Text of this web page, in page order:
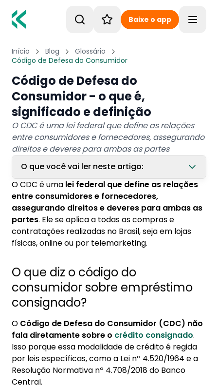
Baixe o app
Início Blog
Glossário
Código de Defesa do Consumidor
Código de Defesa do
Consumidor - o que é,
significado e definição
O CDC é uma lei federal que define as relações
entre consumidores e fornecedores, assegurando
direitos e deveres para ambas as partes
O que você vai ler neste artigo:
1. O que diz o código do consumidor sobre
empréstimo consignado?
2. Como fazer uma reclamação no Procon?
O CDC é uma lei federal que define as relações
entre consumidores e fornecedores,
assegurando direitos e deveres para ambas as
partes. Ele se aplica a todas as compras e
contratações realizadas no Brasil, seja em lojas
físicas, online ou por telemarketing.
O que diz o código do
consumidor sobre empréstimo
consignado?
O Código de Defesa do Consumidor (CDC) não
fala diretamente sobre o crédito consignado.
Isso porque essa modalidade de crédito é regida
por leis específicas, como a Lei nº 4.520/1964 e a
Resolução Normativa nº 4.708/2018 do Banco
Central.